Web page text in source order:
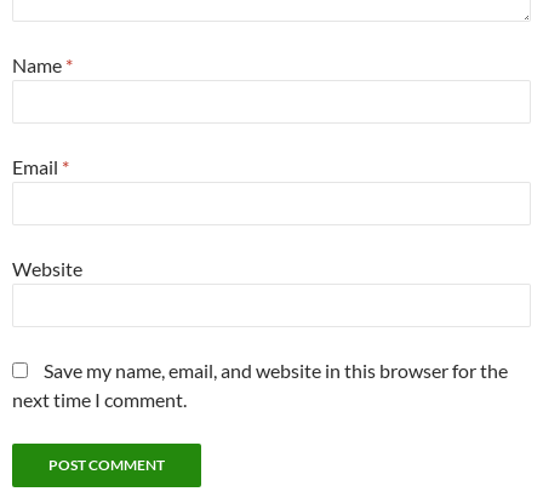
Name *
Email *
Website
Save my name, email, and website in this browser for the
next time I comment.